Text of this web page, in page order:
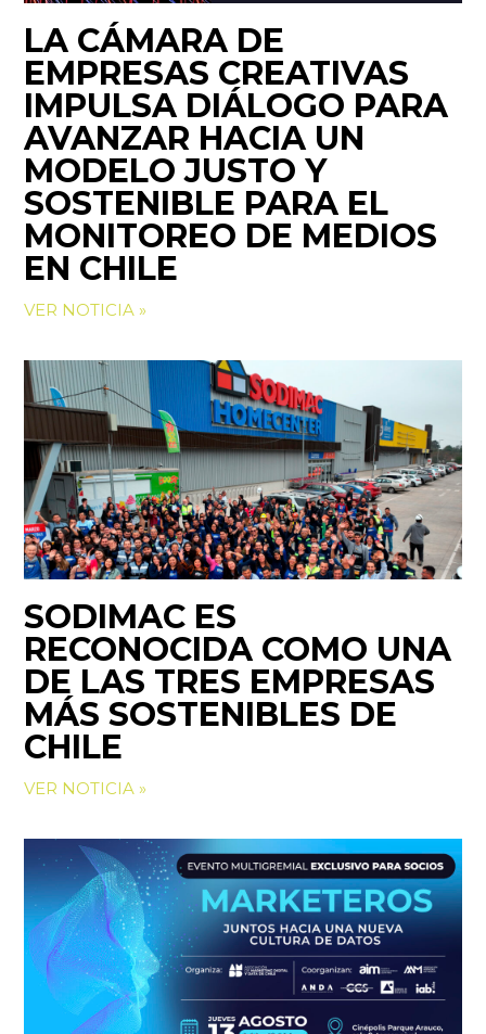
LA CÁMARA DE
EMPRESAS CREATIVAS
IMPULSA DIÁLOGO PARA
AVANZAR HACIA UN
MODELO JUSTO Y
SOSTENIBLE PARA EL
MONITOREO DE MEDIOS
EN CHILE
VER NOTICIA »
SODIMAC ES
RECONOCIDA COMO UNA
DE LAS TRES EMPRESAS
MÁS SOSTENIBLES DE
CHILE
VER NOTICIA »